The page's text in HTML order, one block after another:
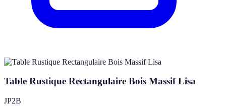
Table Rustique Rectangulaire Bois Massif Lisa
JP2B